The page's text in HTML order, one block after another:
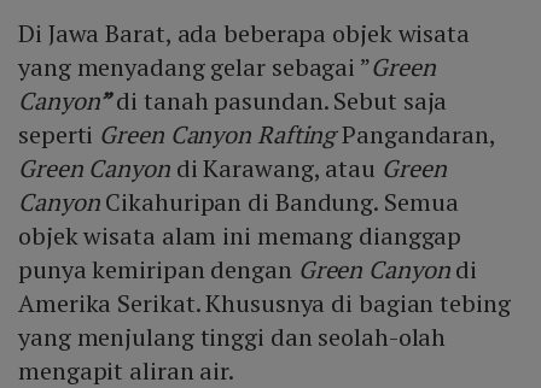
Di Jawa Barat, ada beberapa objek wisata
yang menyadang gelar sebagai ”Green
Canyon”di tanah pasundan. Sebut saja
seperti Green Canyon RaftingPangandaran,
Green Canyondi Karawang, atau Green
CanyonCikahuripan di Bandung. Semua
objek wisata alam ini memang dianggap
punya kemiripan dengan Green Canyondi
Amerika Serikat. Khususnya di bagian tebing
yang menjulang tinggi dan seolah-olah
mengapit aliran air.